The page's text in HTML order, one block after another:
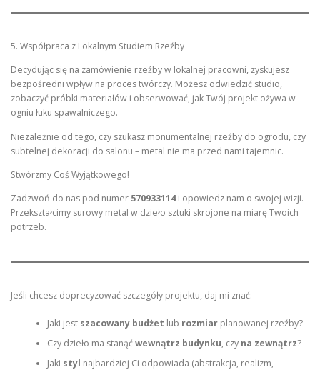
5. Współpraca z Lokalnym Studiem Rzeźby
Decydując się na zamówienie rzeźby w lokalnej pracowni, zyskujesz
bezpośredni wpływ na proces twórczy. Możesz odwiedzić studio,
zobaczyć próbki materiałów i obserwować, jak Twój projekt ożywa w
ogniu łuku spawalniczego.
Niezależnie od tego, czy szukasz monumentalnej rzeźby do ogrodu, czy
subtelnej dekoracji do salonu – metal nie ma przed nami tajemnic.
Stwórzmy Coś Wyjątkowego!
Zadzwoń do nas pod numer 570933114i opowiedz nam o swojej wizji.
Przekształcimy surowy metal w dzieło sztuki skrojone na miarę Twoich
potrzeb.
Jeśli chcesz doprecyzować szczegóły projektu, daj mi znać:
Jaki jest szacowany budżet lub rozmiarplanowanej rzeźby?
Czy dzieło ma stanąćwewnątrz budynku, czy na zewnątrz?
Jaki styl najbardziej Ci odpowiada (abstrakcja, realizm,